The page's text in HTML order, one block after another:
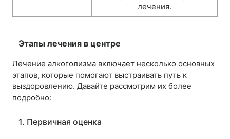
лечения.
Этапы лечения в центре
Лечение алкоголизма включает несколько основных
этапов, которые помогают выстраивать путь к
выздоровлению. Давайте рассмотрим их более
подробно:
1. Первичная оценка